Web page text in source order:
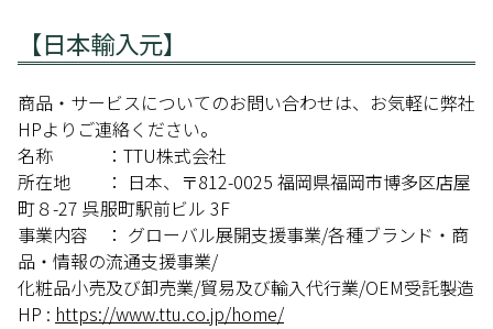
【日本輸入元】
商品・サービスについてのお問い合わせは、お気軽に弊社
HPよりご連絡ください。
名称 ：TTU株式会社
所在地 ： 日本、〒812-0025 福岡県福岡市博多区店屋
町８-27 呉服町駅前ビル 3F
事業内容 ： グローバル展開支援事業/各種ブランド・商
品・情報の流通支援事業/
化粧品小売及び卸売業/貿易及び輸入代行業/OEM受託製造
HP : https://www.ttu.co.jp/home/